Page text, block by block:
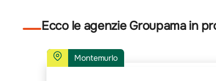
Ecco le agenzie Groupama in
Montemurlo